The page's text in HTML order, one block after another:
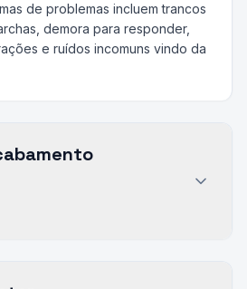
de problemas incluem trancos
demora para responder,
e ruídos incomuns vindo da